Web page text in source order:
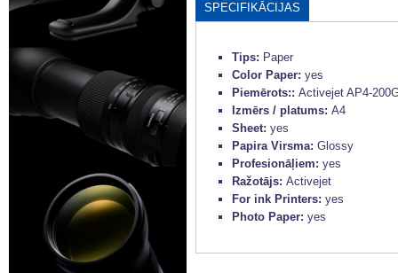
SPECIFIKĀCIJAS
Тips: Paper
Color Paper: yes
Piemērots:: Activejet AP4-
Izmērs / platums: A4
Sheet: yes
Papira Virsma: Glossy
Profesionāļiem: yes
Ražotājs: Activejet
For ink Printers: yes
Photo Paper: yes